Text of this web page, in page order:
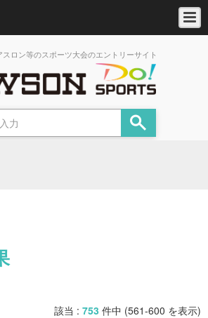
スロン等のスポーツ大会のエントリーサイト
該当 : 753 件中 (561-600 を表示)